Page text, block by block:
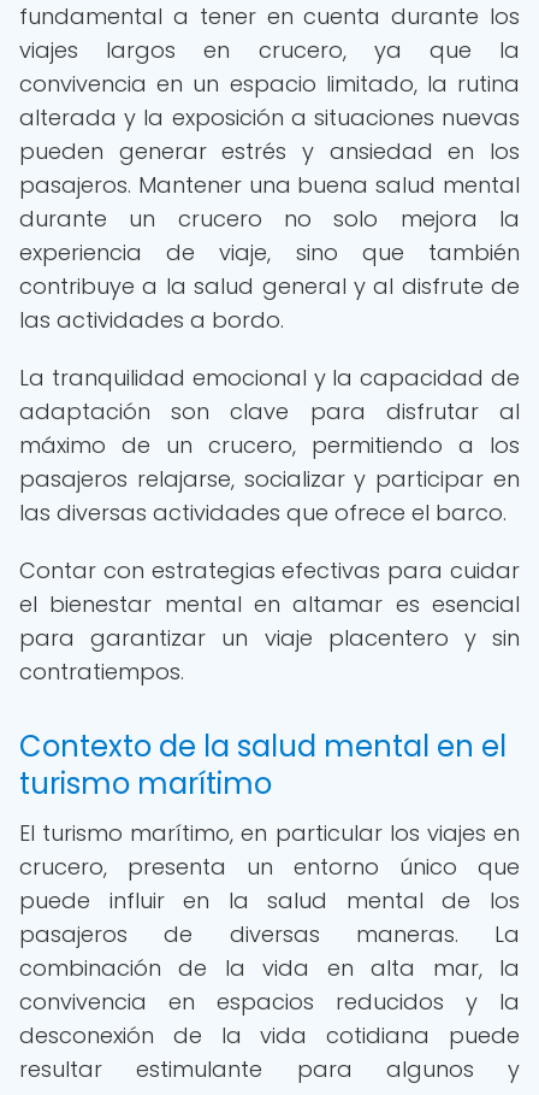
fundamental a tener en cuenta durante los
viajes largos en crucero, ya que la
convivencia en un espacio limitado, la rutina
alterada y la exposición a situaciones nuevas
pueden generar estrés y ansiedad en los
pasajeros. Mantener una buena salud mental
durante un crucero no solo mejora la
experiencia de viaje, sino que también
contribuye a la salud general y al disfrute de
las actividades a bordo.
La tranquilidad emocional y la capacidad de
adaptación son clave para disfrutar al
máximo de un crucero, permitiendo a los
pasajeros relajarse, socializar y participar en
las diversas actividades que ofrece el barco.
Contar con estrategias efectivas para cuidar
el bienestar mental en altamar es esencial
para garantizar un viaje placentero y sin
contratiempos.
Contexto de la salud mental en el
turismo marítimo
El turismo marítimo, en particular los viajes en
crucero, presenta un entorno único que
puede influir en la salud mental de los
pasajeros de diversas maneras. La
combinación de la vida en alta mar, la
convivencia en espacios reducidos y la
desconexión de la vida cotidiana puede
resultar estimulante para algunos y